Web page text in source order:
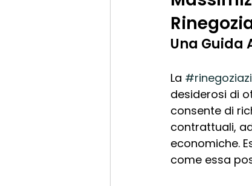
Una
La
desiderosi di
consente di
contrattuali,
economiche.
come essa